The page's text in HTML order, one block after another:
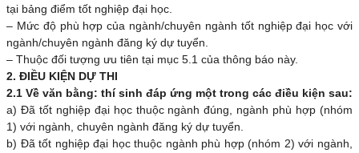
tại bảng điểm tốt nghiệp đại học.
– Mức độ phù hợp của ngành/chuyên ngành tốt nghiệp đại học với
ngành/chuyên ngành đăng ký dự tuyển.
– Thuộc đối tượng ưu tiên tại mục 5.1 của thông báo này.
2. ĐIỀU KIỆN DỰ THI
2.1 Về văn bằng: thí sinh đáp ứng một trong các điều kiện sau:
a) Đã tốt nghiệp đại học thuộc ngành đúng, ngành phù hợp (nhóm
1) với ngành, chuyên ngành đăng ký dự tuyển.
b) Đã tốt nghiệp đại học thuộc ngành phù hợp (nhóm 2) với ngành,